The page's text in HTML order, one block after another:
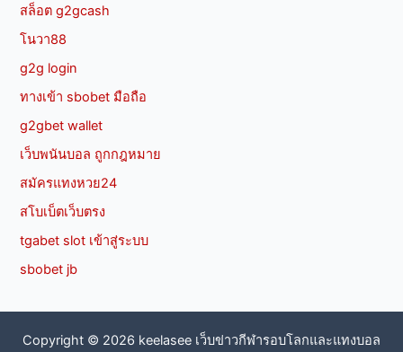
สล็อต g2gcash
โนวา88
g2g login
ทางเข้า sbobet มือถือ
g2gbet wallet
เว็บพนันบอล ถูกกฎหมาย
สมัครแทงหวย24
สโบเบ็ตเว็บตรง
tgabet slot เข้าสู่ระบบ
sbobet jb
Copyright © 2026 keelasee เว็บข่าวกีฬารอบโลกและแทงบอล